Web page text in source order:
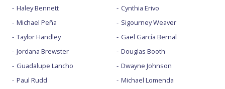
Haley Bennett
Michael Peña
Taylor Handley
Jordana Brewster
Guadalupe Lancho
Paul Rudd
Cynthia Erivo
Sigourney Weaver
Gael García Bernal
Douglas Booth
Dwayne Johnson
Michael Lomenda